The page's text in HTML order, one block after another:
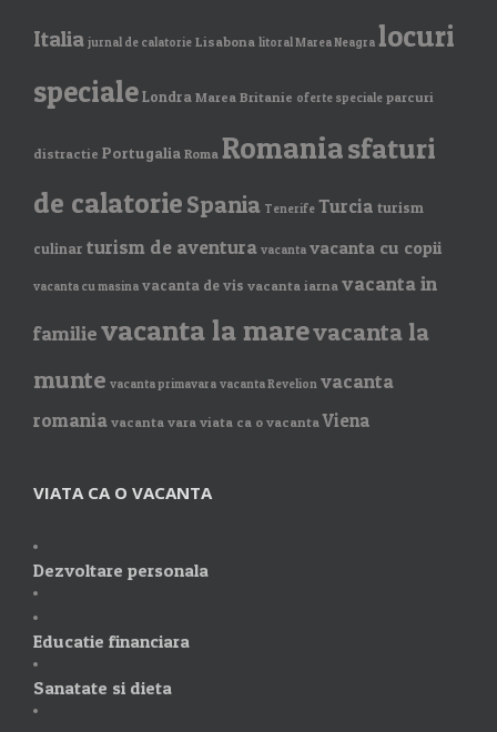
Italia jurnal de calatorie Lisabona litoral Marea Neagra locuri
specialeLondra Marea Britanie oferte speciale parcuri
distractie Portugalia Roma Romaniasfaturi
de calatorieSpania Tenerife Turcia turism
culinar turism de aventura vacanta vacanta cu copii
vacanta cu masina vacanta de vis vacanta iarna vacanta in
familievacanta la marevacanta la
munte vacanta primavara vacanta Revelion vacanta
romania vacanta vara viata ca o vacanta Viena
VIATA CA O VACANTA
Dezvoltare personala
Educatie financiara
Sanatate si dieta